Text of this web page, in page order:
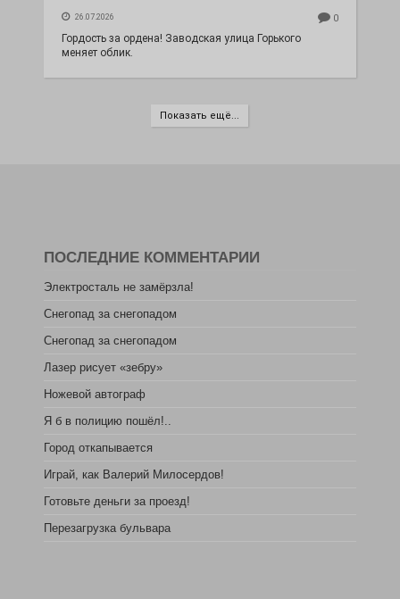
26.07.2026 0
Гордость за ордена! Заводская улица Горького
меняет облик.
Показать ещё...
ПОСЛЕДНИЕ КОММЕНТАРИИ
Электросталь не замёрзла!
Снегопад за снегопадом
Снегопад за снегопадом
Лазер рисует «зебру»
Ножевой автограф
Я б в полицию пошёл!..
Город откапывается
Играй, как Валерий Милосердов!
Готовьте деньги за проезд!
Перезагрузка бульвара